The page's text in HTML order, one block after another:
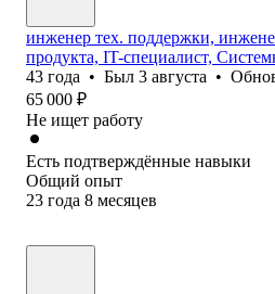
инженер тех. поддержки,
продукта, IT-специалист,
43 года • Был 3 августа •
65 000 ₽
Не ищет работу
Есть подтверждённые навыки
Общий опыт
23 года 8 месяцев